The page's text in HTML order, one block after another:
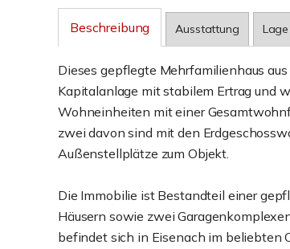
Beschreibung Ausstattung Lage
Dieses gepflegte Mehrfamilienhaus
Kapitalanlage mit stabilem Ertrag und
Wohneinheiten mit einer
zwei davon sind mit den
Außenstellplätze zum Objekt.
Die Immobilie ist Bestandteil einer
Häusern sowie zwei
befindet sich in Eisenach im beliebten